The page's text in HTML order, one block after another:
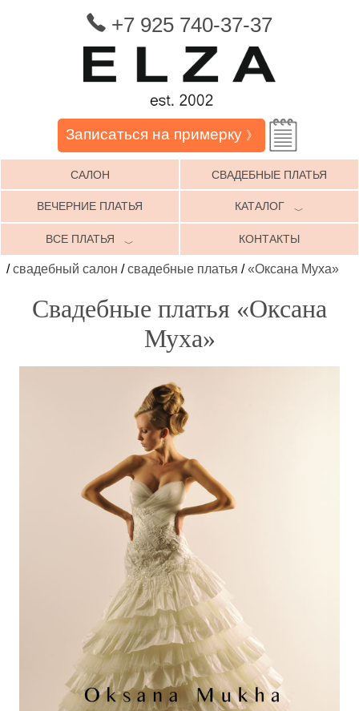
+7 925 740-37-37
Записаться на примерку 》
САЛОН СВАДЕБНЫЕ ПЛАТЬЯ
ВЕЧЕРНИЕ ПЛАТЬЯ КАТАЛОГ ﹀
ВСЕ ПЛАТЬЯ ﹀ КОНТАКТЫ
/свадебный салон /свадебные платья /«Оксана Муха»
Свадебные платья «Оксана
Муха»